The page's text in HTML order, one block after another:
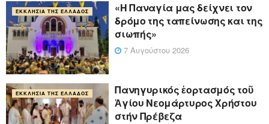
ΕΚΚΛΗΣΊΑ ΤΗΣ ΕΛΛΆΔΟΣ
«Η Παναγία μας δείχνει τον
δρόμο της ταπείνωσης και της
σιωπής»
7 Αυγούστου 2026
ΕΚΚΛΗΣΊΑ ΤΗΣ ΕΛΛΆΔΟΣ
Πανηγυρικός ἑορτασμός τοῦ
Ἁγίου Νεομάρτυρος Χρήστου
στήν Πρέβεζα